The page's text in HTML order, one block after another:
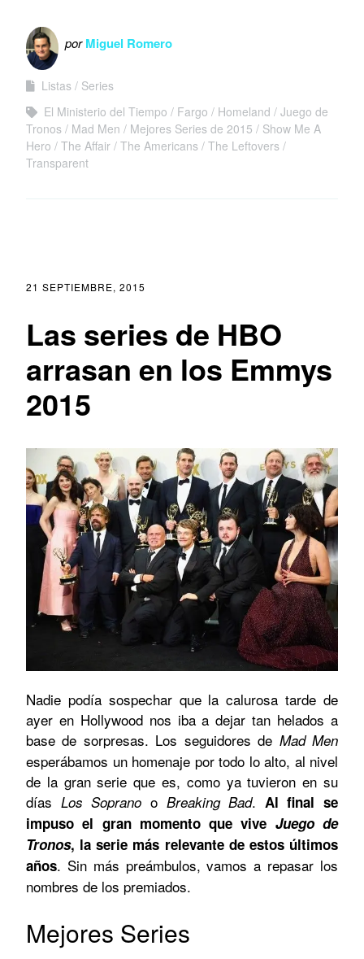
porMiguel Romero
Listas
Series
El Ministerio del Tiempo
Fargo Homeland
Juego de
Tronos
Mad Men Mejores Series de 2015
Show Me A
Hero
The Affair The Americans The Leftovers
Transparent
21 SEPTIEMBRE, 2015
Las series de HBO
arrasan en los Emmys
2015
Nadie podía sospechar que la calurosa tarde de
ayer en Hollywood nos iba a dejar tan helados a
base de sorpresas. Los seguidores de Mad Men
esperábamos un homenaje por todo lo alto, al nivel
de la gran serie que es, como ya tuvieron en su
días Los Soprano o Breaking Bad. Al final se
impuso el gran momento que vive Juego de
Tronos, la serie más relevante de estos últimos
años. Sin más preámbulos, vamos a repasar los
nombres de los premiados.
Mejores Series